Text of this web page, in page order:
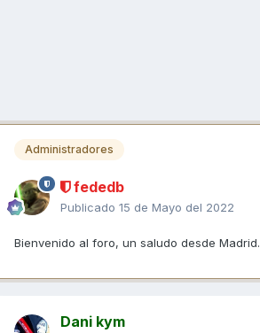
Administradores
fededb
Publicado 15 de Mayo del 2022
Bienvenido al foro, un saludo desde Madrid.
Dani kym